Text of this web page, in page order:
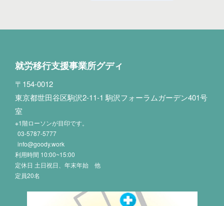
就労移行支援事業所グディ
〒154-0012
東京都世田谷区駒沢2-11-1 駒沢フォーラムガーデン401号
室
※1階ローソンが目印です。
03-5787-5777
info@goody.work
利用時間 10:00~15:00
定休日 土日祝日、年末年始 他
定員20名